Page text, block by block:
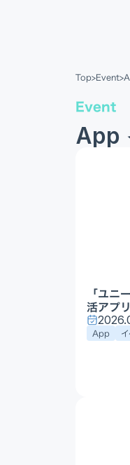
Top>Event>
Event
App
「ユニ
活アプ
App